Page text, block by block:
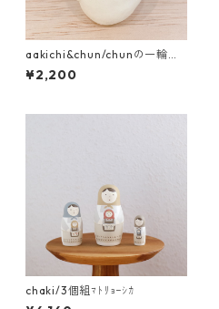
aakichi&chun/chunの一輪挿
し ｸｼﾞｬｸﾊﾞﾄ
¥2,200
chaki/3個組ﾏﾄﾘｮｰｼｶ